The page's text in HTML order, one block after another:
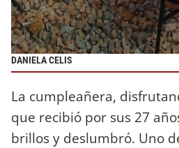
DANIELA CELIS
La cumpleañera,
que recibió por sus 27
brillos y deslumbró. Uno